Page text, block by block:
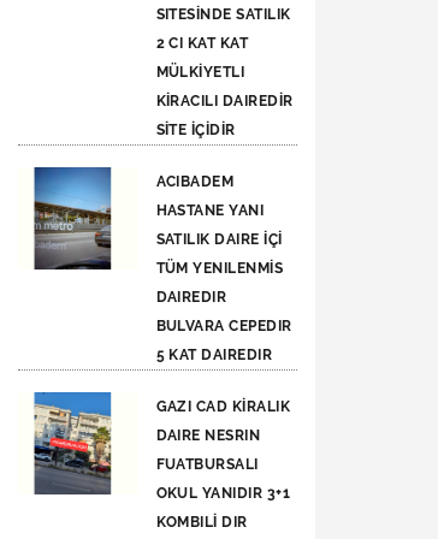
SITESİNDE SATILIK
2 CI KAT KAT
MÜLKİYETLI
KİRACILI DAIREDİR
SİTE İÇİDİR
ACIBADEM
HASTANE YANI
SATILIK DAIRE İÇİ
TÜM YENILENMİS
DAIREDIR
BULVARA CEPEDIR
5 KAT DAIREDIR
GAZI CAD KİRALIK
DAIRE NESRIN
FUATBURSALI
OKUL YANIDIR 3+1
KOMBILİ DIR